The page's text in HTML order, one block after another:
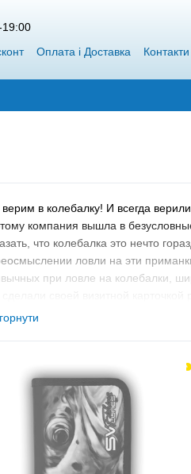
Оплата і Доставка Контакти
в колебалку! И всегда
компания вышла в
что колебалка это нечто
ловли на эти
при ловле на колебалки,
Это решение позволило
Lures предлагает рыболовам
приманки,
ни рыбачили: на пруду, на море
которые помогут вам добиться